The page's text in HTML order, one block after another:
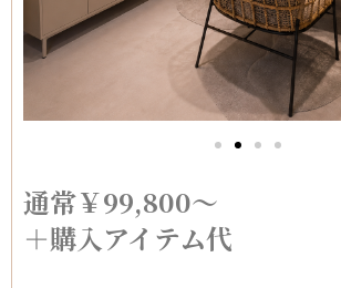
通常￥99,800〜
＋購入アイテム代